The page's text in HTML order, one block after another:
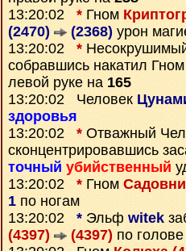
13:20:02 * Гном
(2470)
(2368) урон
13:20:02 *
собравшись накатил Гном
левой руке на 165
13:20:02 Человек
здоровья
13:20:02 * Отважный
сконцентрировавшись
точный убийственный
13:20:02 * Гном
1 по ногам
13:20:02 * Эльф witek
(4397)
(4397) по голове